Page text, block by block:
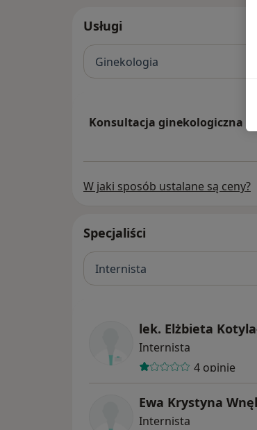
Usługi
Ginekologia
Konsultacja ginekologiczna
W jaki sposób ustalane są ceny?
Specjaliści
Internista
lek. Elżbieta
Internista
4 opinie
Ewa Krystyna
Internista